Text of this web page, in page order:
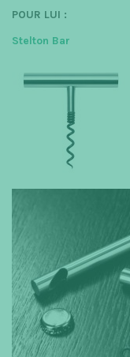
POUR LUI :
Stelton Bar